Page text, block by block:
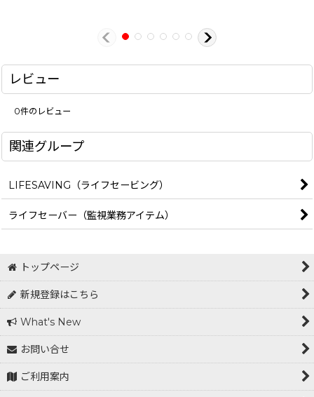
レビュー
0件のレビュー
関連グループ
LIFESAVING（ライフセービング）
ライフセーバー（監視業務アイテム）
トップページ
新規登録はこちら
What's New
お問い合せ
ご利用案内